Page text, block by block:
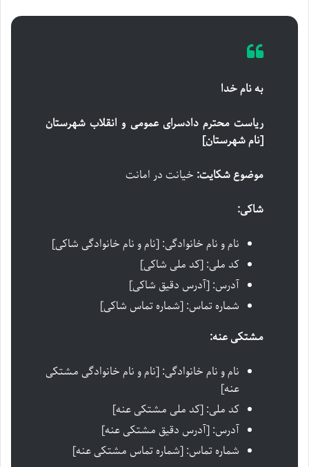
به نام خدا
ریاست محترم دادسرای عمومی و انقلاب شهرستان
[نام شهرستان]
موضوع شکایت: خیانت در امانت
شاکی:
نام و نام خانوادگی: [نام و نام خانوادگی شاکی]
کد ملی: [کد ملی شاکی]
آدرس: [آدرس دقیق شاکی]
شماره تماس: [شماره تماس شاکی]
مشتکی عنه:
نام و نام خانوادگی: [نام و نام خانوادگی مشتکی
عنه]
کد ملی: [کد ملی مشتکی عنه]
آدرس: [آدرس دقیق مشتکی عنه]
شماره تماس: [شماره تماس مشتکی عنه]